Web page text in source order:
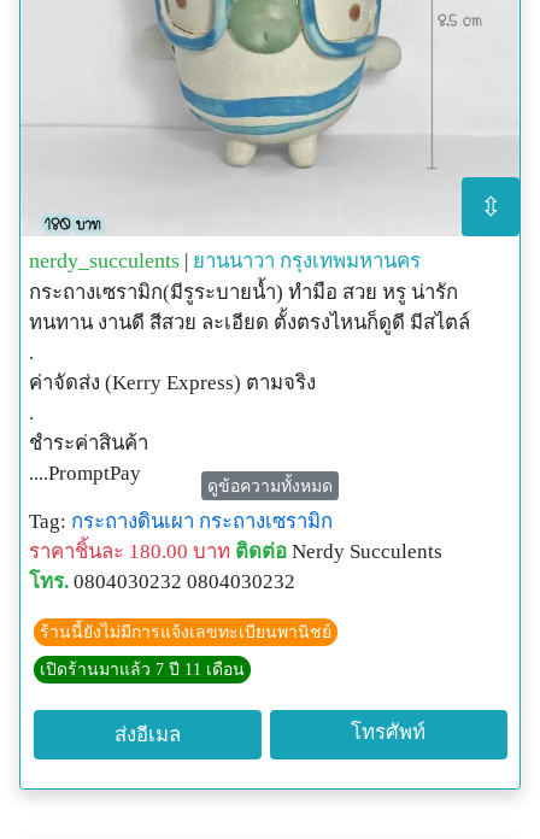
⇳
nerdy_succulents | ยานนาวา กรุงเทพมหานคร
กระถางเซรามิก(มีรูระบายน้ำ) ทำมือ สวย หรู น่ารัก
ทนทาน งานดี สีสวย ละเอียด ตั้งตรงไหนก็ดูดี มีสไตล์
.
ค่าจัดส่ง (Kerry Express) ตามจริง
.
ชำระค่าสินค้า
....PromptPay
....โอนเงินผ่านบัญชีธนาคาร (ที่ไม่ใช่กสิกรฯ)
....บัตรเครดิต/เดบิต (แจ้งด้วยนะคะ)
____________________________________________
______
มาเป็นเพื่อนกับ Nerdy Succulents กันนะคะ
Line : @nerdy-succulents
Instagram : nerdy_succulents
Facebook : nerdysucculents
ดูข้อความทั้งหมด
Tag: กระถางดินเผา กระถางเซรามิก
ราคาชิ้นละ 180.00 บาท ติดต่อ Nerdy Succulents
โทร. 0804030232 0804030232
ร้านนี้ยังไม่มีการแจ้งเลขทะเบียนพานิชย์
เปิดร้านมาแล้ว 7 ปี 11 เดือน
ส่งอีเมล โทรศัพท์